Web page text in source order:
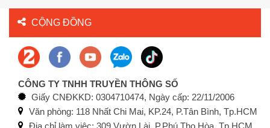
CỘNG ĐỒNG
CÔNG TY TNHH TRUYỀN THÔNG SỐ
Giấy CNĐKKD: 0304710474, Ngày cấp: 22/11/2006
Văn phòng: 118 Nhất Chi Mai, KP.24, P.Tân Bình, Tp.HCM
Địa chỉ làm việc: 309 Vườn Lài, P.Phú Thọ Hòa, Tp.HCM